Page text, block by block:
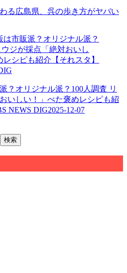
る広島県、呉の歩き方がヤバい
？オリジナル派？100人調査 リ
いしい！」べた褒めレシピも紹
NEWS DIG2025-12-07
検索